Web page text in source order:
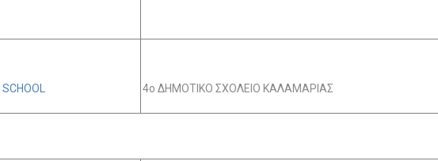
4ο ΔΗΜΟΤΙΚΟ ΣΧΟΛΕΙΟ ΚΑΛΑΜΑΡΙΑΣ